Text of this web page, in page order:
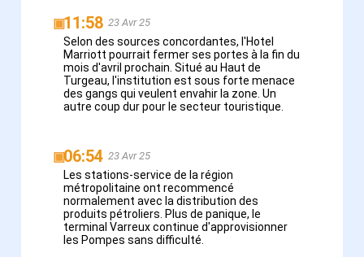
▣11:58 23 Avr 25
Selon des sources concordantes, l'Hotel
Marriott pourrait fermer ses portes à la fin du
mois d'avril prochain. Situé au Haut de
Turgeau, l'institution est sous forte menace
des gangs qui veulent envahir la zone. Un
autre coup dur pour le secteur touristique.
▣06:54 23 Avr 25
Les stations-service de la région
métropolitaine ont recommencé
normalement avec la distribution des
produits pétroliers. Plus de panique, le
terminal Varreux continue d'approvisionner
les Pompes sans difficulté.